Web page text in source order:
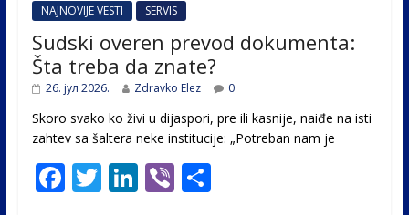
NAJNOVIJE VESTI SERVIS
Sudski overen prevod dokumenta:
Šta treba da znate?
26. јул 2026. Zdravko Elez 0
Skoro svako ko živi u dijaspori, pre ili kasnije, naiđe na isti
zahtev sa šaltera neke institucije: „Potreban nam je
F T Li Vi S